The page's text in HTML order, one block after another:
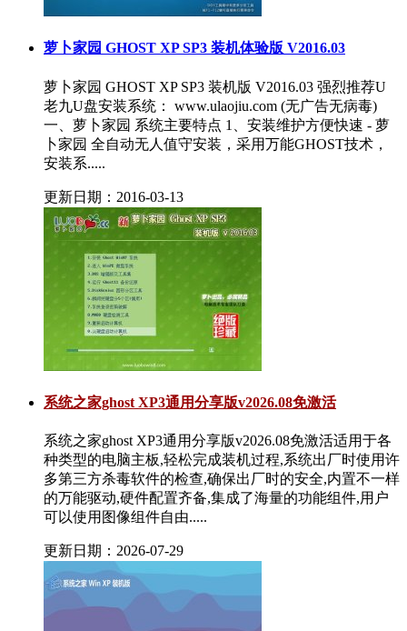
萝卜家园 GHOST XP SP3 装机体验版 V2016.03
萝卜家园 GHOST XP SP3 装机版 V2016.03 强烈推荐U
老九U盘安装系统： www.ulaojiu.com (无广告无病毒)
一、萝卜家园 系统主要特点 1、安装维护方便快速 - 萝
卜家园 全自动无人值守安装，采用万能GHOST技术，
安装系.....
更新日期：2016-03-13
系统之家ghost XP3通用分享版v2026.08免激活
系统之家ghost XP3通用分享版v2026.08免激活适用于各
种类型的电脑主板,轻松完成装机过程,系统出厂时使用许
多第三方杀毒软件的检查,确保出厂时的安全,内置不一样
的万能驱动,硬件配置齐备,集成了海量的功能组件,用户
可以使用图像组件自由.....
更新日期：2026-07-29